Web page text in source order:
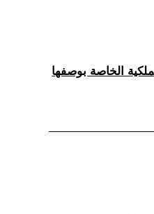
الخاصة بوصفها